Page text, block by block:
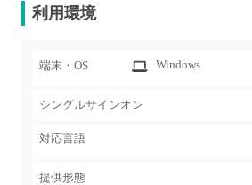
利用環境
端末・OS Windows
シングルサインオン
対応言語
提供形態